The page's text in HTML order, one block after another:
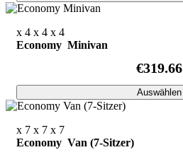
x 4 x 4 x 4
Economy Minivan
€319.66
Auswählen
x 7 x 7 x 7
Economy Van (7-Sitzer)